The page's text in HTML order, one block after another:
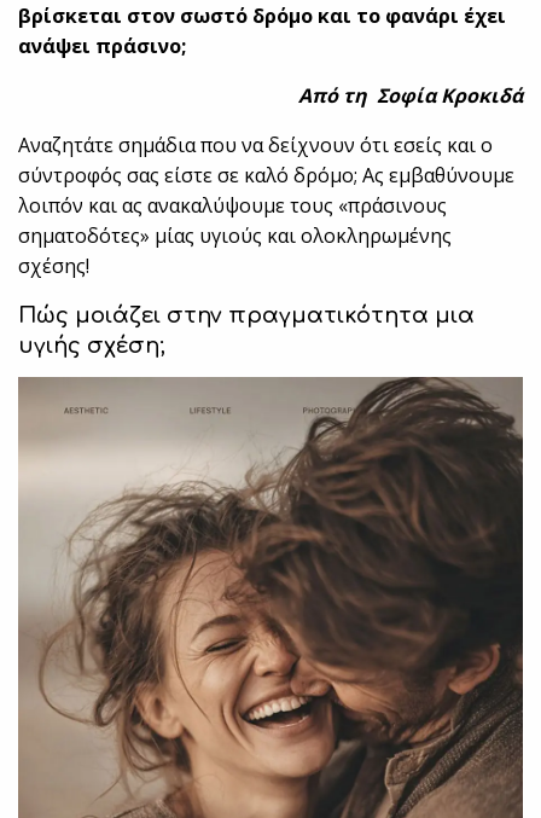
βρίσκεται στον σωστό δρόμο και το φανάρι έχει
ανάψει πράσινο;
Από τη Σοφία Κροκιδά
Αναζητάτε σημάδια που να δείχνουν ότι εσείς και ο
σύντροφός σας είστε σε καλό δρόμο; Ας εμβαθύνουμε
λοιπόν και ας ανακαλύψουμε τους «πράσινους
σηματοδότες» μίας υγιούς και ολοκληρωμένης
σχέσης!
Πώς μοιάζει στην πραγματικότητα μια
υγιής σχέση;